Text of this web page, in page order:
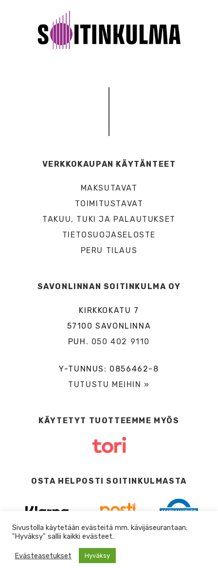
VERKKOKAUPAN KÄYTÄNTEET
MAKSUTAVAT
TOIMITUSTAVAT
TAKUU, TUKI JA PALAUTUKSET
TIETOSUOJASELOSTE
PERU TILAUS
SAVONLINNAN SOITINKULMA OY
KIRKKOKATU 7
57100 SAVONLINNA
PUH. 050 402 9110
Y-TUNNUS: 0856462-8
TUTUSTU MEIHIN »
KÄYTETYT TUOTTEEMME MYÖS
OSTA HELPOSTI SOITINKULMASTA
DESIGN BYDIGITAALI
Sivustolla käytetään evästeitä mm. kävijäseurantaan.
"Hyväksy” sallii kaikki evästeet.
Evästeasetukset Hyväksy